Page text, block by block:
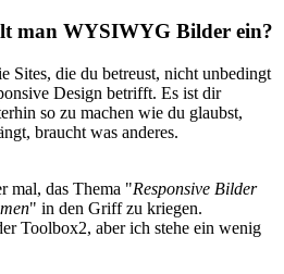
man WYSIWYG Bilder ein?
Sites, die du betreust, nicht unbedingt
Design betrifft. Es ist dir
so zu machen wie du glaubst,
braucht was anderes.
mal, das Thema "Responsive Bilder
" in den Griff zu kriegen.
Toolbox2, aber ich stehe ein wenig